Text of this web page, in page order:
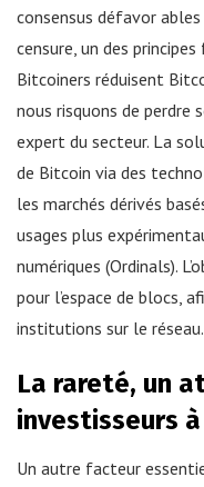
consensus défavor
censure, un des
Bitcoiners réduisent
nous risquons de perdre
expert du secteur. La
de Bitcoin via des
les marchés dérivés
usages plus
numériques (Ordinals).
pour l’espace de blocs,
institutions sur le réseau.
La rareté, un
investisseurs
Un autre facteur